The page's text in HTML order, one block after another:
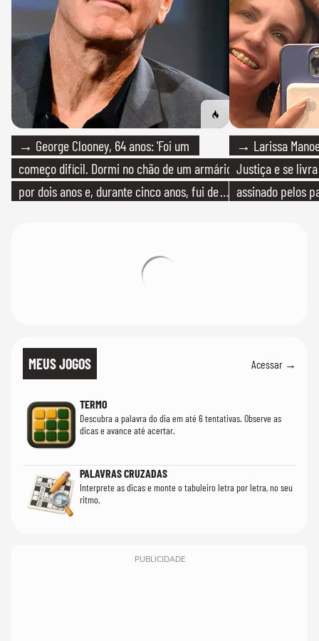
→ George Clooney, 64 anos: 'Foi um
começo difícil. Dormi no chão de um armário
por dois anos e, durante cinco anos, fui de
→ Larissa
Justiça e se
assinado pelos
MEUS JOGOS Acessar →
TERMO
Descubra a palavra do dia em até 6 tentativas. Observe as
dicas e avance até acertar.
PALAVRAS CRUZADAS
Interprete as dicas e monte o tabuleiro letra por letra, no seu
ritmo.
PUBLICIDADE